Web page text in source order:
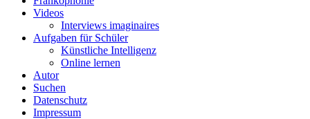
Videos
Interviews imaginaires
Aufgaben für Schüler
Künstliche Intelligenz
Online lernen
Autor
Suchen
Datenschutz
Impressum